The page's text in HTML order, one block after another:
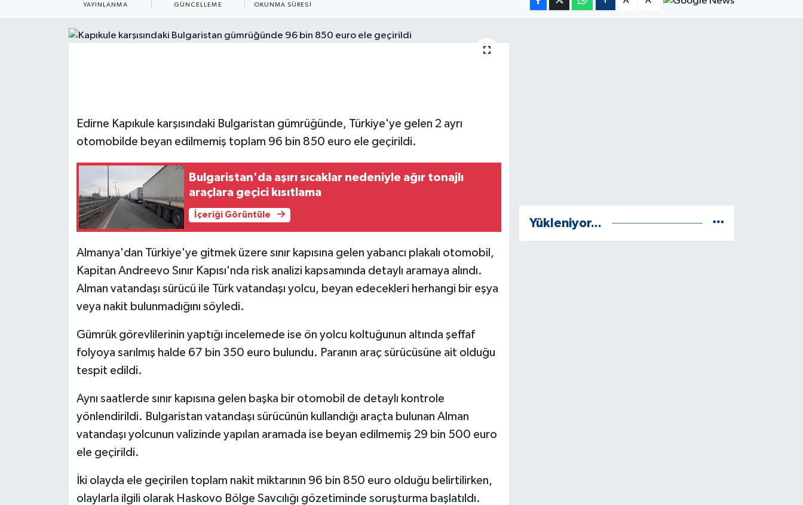
YAYINLANMA GÜNCELLEME OKUNMA SÜRESI
Edirne Kapıkule karşısındaki Bulgaristan gümrüğünde, Türkiye'ye gelen 2 ayrı
otomobilde beyan edilmemiş toplam 96 bin 850 euro ele geçirildi.
Bulgaristan'da aşırı sıcaklar nedeniyle ağır tonajlı
araçlara geçici kısıtlama
İçeriği Görüntüle
Almanya'dan Türkiye'ye gitmek üzere sınır kapısına gelen yabancı plakalı otomobil,
Kapitan Andreevo Sınır Kapısı'nda risk analizi kapsamında detaylı aramaya alındı.
Alman vatandaşı sürücü ile Türk vatandaşı yolcu, beyan edecekleri herhangi bir eşya
veya nakit bulunmadığını söyledi.
Gümrük görevlilerinin yaptığı incelemede ise ön yolcu koltuğunun altında şeffaf
folyoya sarılmış halde 67 bin 350 euro bulundu. Paranın araç sürücüsüne ait olduğu
tespit edildi.
Aynı saatlerde sınır kapısına gelen başka bir otomobil de detaylı kontrole
yönlendirildi. Bulgaristan vatandaşı sürücünün kullandığı araçta bulunan Alman
vatandaşı yolcunun valizinde yapılan aramada ise beyan edilmemiş 29 bin 500 euro
ele geçirildi.
İki olayda ele geçirilen toplam nakit miktarının 96 bin 850 euro olduğu belirtilirken,
olaylarla ilgili olarak Haskovo Bölge Savcılığı gözetiminde soruşturma başlatıldı.
Yükleniyor...
EKONOMİ
Flaş Haber
Gayrimenkul
İş Dünyası
Jandarma